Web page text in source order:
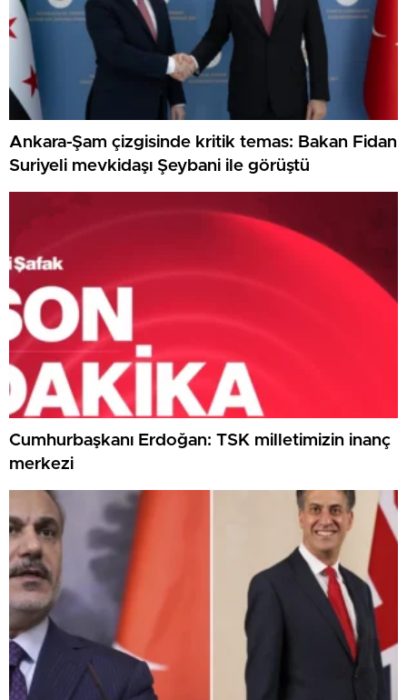
Ankara-Şam çizgisinde kritik temas: Bakan Fidan
Suriyeli mevkidaşı Şeybani ile görüştü
Cumhurbaşkanı Erdoğan: TSK milletimizin inanç
merkezi